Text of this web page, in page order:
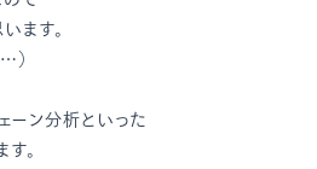
ます。
）
ーン分析といった
。